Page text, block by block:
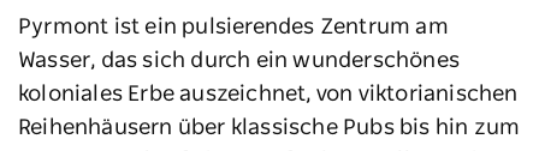
Pyrmont ist ein pulsierendes Zentrum am
Wasser, das sich durch ein wunderschönes
koloniales Erbe auszeichnet, von viktorianischen
Reihenhäusern über klassische Pubs bis hin zum